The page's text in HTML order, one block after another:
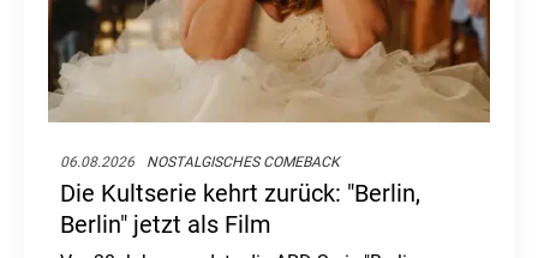
06.08.2026 NOSTALGISCHES COMEBACK
Die Kultserie kehrt zurück: "Berlin,
Berlin" jetzt als Film